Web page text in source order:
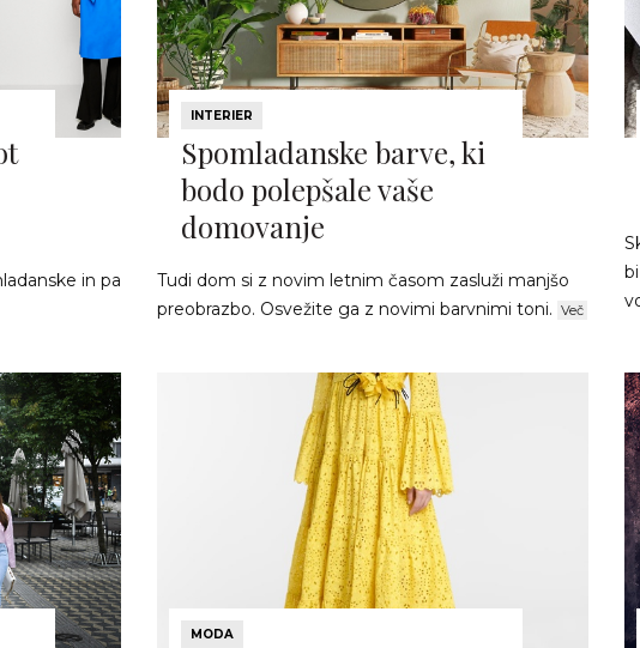
in pa
INTERIER
Spomladanske barve, ki
bodo polepšale vaše
domovanje
Tudi dom si z novim letnim časom zasluži manjšo
preobrazbo. Osvežite ga z novimi barvnimi toni. Več
MODA